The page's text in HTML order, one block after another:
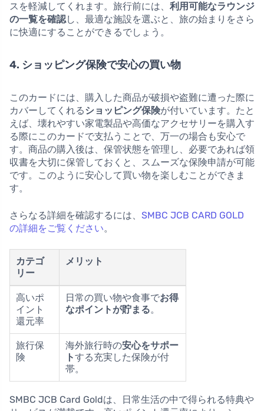
スを軽減してくれます。旅行前には、 利用可能なラウンジ
の一覧を確認し、最適な施設を選ぶと、旅の始まりをさら
に快適にすることができるでしょう。
4. ショッピング保険で安心の買い物
このカードには、購入した商品が破損や盗難に遭った際に
カバーしてくれるショッピング保険が付いています。たと
えば、壊れやすい家電製品や高価なアクセサリーを購入す
る際にこのカードで支払うことで、万一の場合も安心で
す。商品の購入後は、保管状態を管理し、必要であれば領
収書を大切に保管しておくと、スムーズな保険申請が可能
です。このように安心して買い物を楽しむことができま
す。
さらなる詳細を確認するには、 SMBC JCB CARD GOLD
の詳細をご覧ください。
カテゴ
リー
メリット
高いポ
イント
還元率
日常の買い物や食事でお得
なポイントが貯まる。
旅行保
険
海外旅行時の安心をサポー
トする充実した保険が付
帯。
SMBC JCB Card Goldは、日常生活の中で得られる特典や